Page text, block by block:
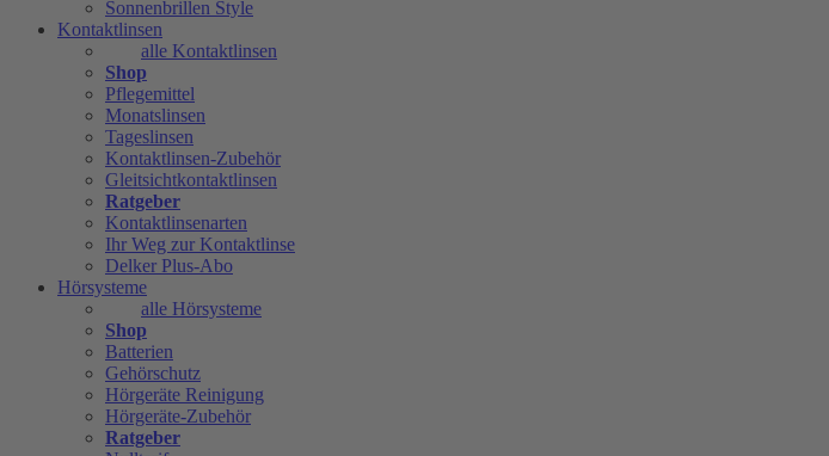
Sonnenbrillen Style
Kontaktlinsen
alle Kontaktlinsen
Shop
Pflegemittel
Monatslinsen
Tageslinsen
Kontaktlinsen-Zubehör
Gleitsichtkontaktlinsen
Ratgeber
Kontaktlinsenarten
Ihr Weg zur Kontaktlinse
Delker Plus-Abo
Hörsysteme
alle Hörsysteme
Shop
Batterien
Gehörschutz
Hörgeräte Reinigung
Hörgeräte-Zubehör
Ratgeber